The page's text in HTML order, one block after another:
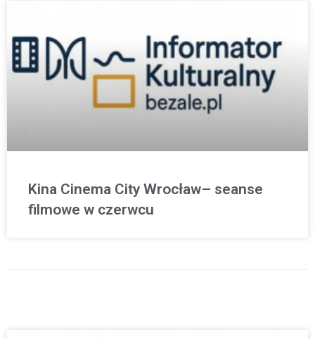
Kina Cinema City Wrocław– seanse
filmowe w czerwcu